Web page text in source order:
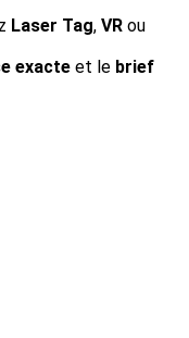
Laser Tag, VR ou
exacte et le brief